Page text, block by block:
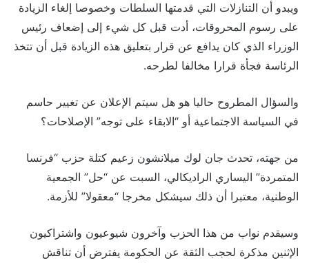
ويبدو أن التنازلات التي قدمتها السلطات وخصوصا إلغاء الزيادة
على رسوم المحروقات، أدت قبل كل شيء إلى إضعاف رئيس
الوزراء الذي كان يدافع عن قرار بتعليق هذه الزيادة قبل أن تتخذ
الرئاسة فجأة قرارا مخالفا لطرحه.
والسؤال المطروح حاليا هو هل سيتم الإعلان عن تغيير حاسم
في السياسة الاجتماعية أو “الابقاء على توجه” الإصلاحات؟
من جهته، تحدث جان لوك ميلانشون زعيم كتلة حزب “فرنسا
المتمردة” اليساري الراديكالي، السبت عن “حل” الجمعية
الوطنية، معتبرا أن ذلك سيشكل مخرجا “معقولا” للأزمة.
وسيقدم نواب من هذا الحزب وآخرون شيوعيون واشتراكيون
الإثنين مذكرة لحجب الثقة عن الحكومة يفترض أن تناقش